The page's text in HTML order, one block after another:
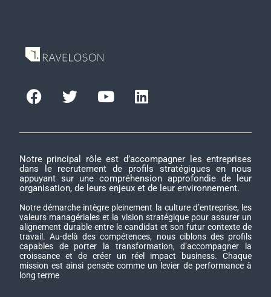
Notre principal rôle est d’accompagner les entreprises
dans le recrutement de profils stratégiques en nous
appuyant sur une compréhension approfondie de leur
organisation, de leurs enjeux et de leur environnement.
Notre démarche intègre pleinement la culture d’entreprise, les
valeurs managériales et la vision stratégique pour assurer un
alignement durable entre le candidat et son futur contexte de
travail. Au-delà des compétences, nous ciblons des profils
capables de porter la transformation, d’accompagner la
croissance et de créer un réel impact business. Chaque
mission est ainsi pensée comme un levier de performance à
long terme